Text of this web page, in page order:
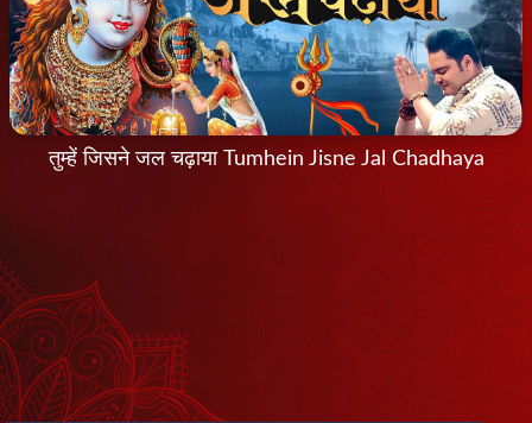
तुम्हें जिसने जल चढ़ाया Tumhein Jisne Jal Chadhaya